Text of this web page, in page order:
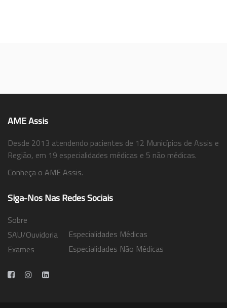
AME Assis
Desde 2013 atendendo pacientes de 12 Municípios de Assis e
Região, em 19 especialidades médicas e 5 não médicas.
Conheça o AME Assis.
Siga-Nos Nas Redes Sociais
Sobre
SAU/Ouvidoria
Exames
Especialidades Médicas
Especialidades Não Médicas